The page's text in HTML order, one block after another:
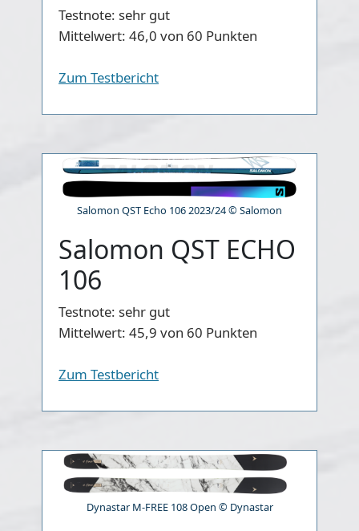
Testnote: sehr gut
Mittelwert: 46,0 von 60 Punkten
Zum Testbericht
Salomon QST Echo 106 2023/24 © Salomon
Salomon QST ECHO
106
Testnote: sehr gut
Mittelwert: 45,9 von 60 Punkten
Zum Testbericht
Dynastar M-FREE 108 Open © Dynastar